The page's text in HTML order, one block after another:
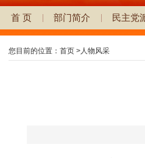
首 页 部门简介 民主党
您目前的位置： 首页 >人物风采